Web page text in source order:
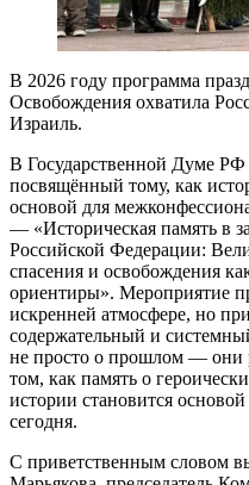
В 2026 году программа
Освобождения охватила
Израиль.
В Государственной Думе РФ
посвящённый тому, как
основой для
— «Историческая память в
Российской Федерации:
спасения и освобождения
ориентиры». Мероприятие
искренней атмосфере, но
содержательный и
не просто о прошлом — они
том, как память о
истории становится
сегодня.
С приветственным словом